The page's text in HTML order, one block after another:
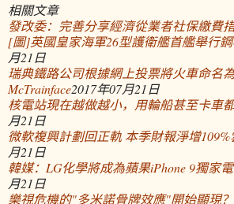
相關文章
發改委：完善分享經濟從業者社保繳費
[圖]英國皇家海軍26型護衛艦首艦舉行
月21日
瑞典鐵路公司根據網上投票將火車命名
McTrainface2017年07月21日
核電站現在越做越小，用輪船甚至卡車
月21日
微軟複興計劃回正軌 本季財報淨增
月21日
韓媒：LG化學將成為蘋果iPhone 9獨家
月21日
樂視危機的"多米諾骨牌效應"開始顯現？